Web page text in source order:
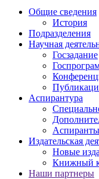
Общие сведения
История
Подразделения
Научная
Госзадание
Аспирантура
Аспиранты
Издательская
Новые
Книжный
Наши партнеры